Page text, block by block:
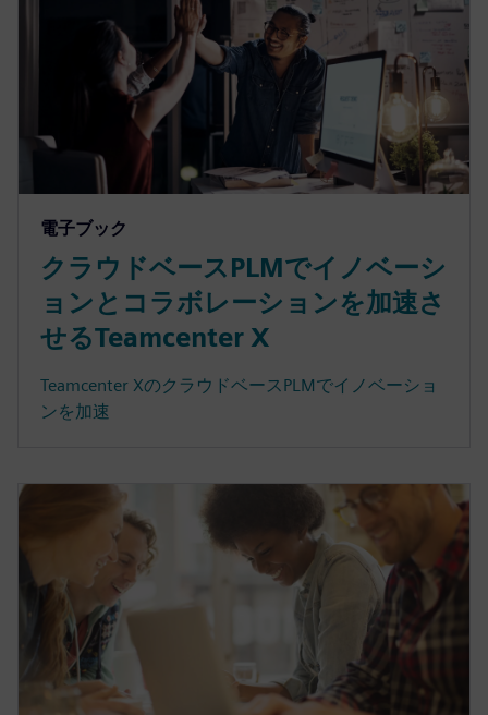
電子ブック
クラウドベースPLMでイノベーシ
ョンとコラボレーションを加速さ
せるTeamcenter X
Teamcenter XのクラウドベースPLMでイノベーショ
ンを加速